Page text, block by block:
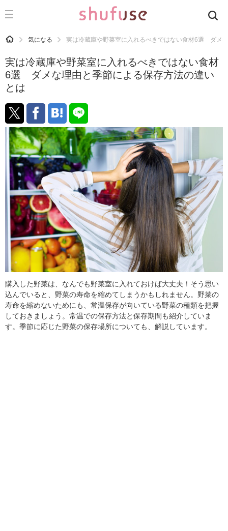
CATEGORY 記事カテゴリ
運気
洗濯
生活の知恵
お金
掃除
マナー
趣味
食材辞典
おすすめ
HOME 気になる 実は冷蔵庫や野菜室に入れるべきではない食材6選 ダメ
実は冷蔵庫や野菜室に入れるべきではない食材
6選 ダメな理由と季節による保存方法の違い
とは
購入した野菜は、なんでも野菜室に入れておけば大丈夫！そう思い
込んでいると、野菜の寿命を縮めてしまうかもしれません。野菜の
寿命を縮めないためにも、常温保存が向いている野菜の種類を把握
しておきましょう。常温での保存方法と保存期間も紹介していま
す。季節に応じた野菜の保存場所についても、解説しています。